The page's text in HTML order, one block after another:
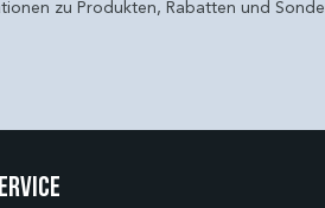
zu Produkten, Rabatten und